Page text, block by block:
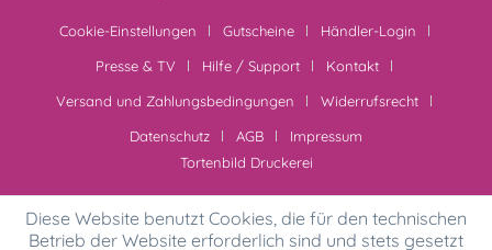
Cookie-Einstellungen Gutscheine
Händler-Login
Presse & TV
Hilfe / Support
Kontakt
Versand und Zahlungsbedingungen
Widerrufsrecht
Datenschutz
AGB
Impressum
Tortenbild Druckerei
Diese Website benutzt Cookies, die für den technischen
Betrieb der Website erforderlich sind und stets gesetzt